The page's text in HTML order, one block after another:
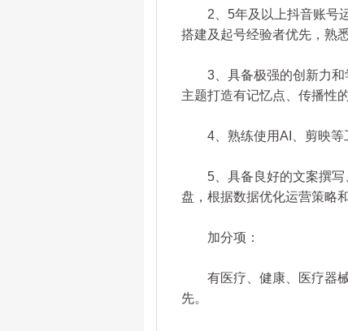
2、5年及以上抖音账号运
搭建及起号经验者优先，熟
3、具备极强的创新力和
主题打造有记忆点、传播性
4、熟练使用AI、剪映等工
5、具备良好的文案撰写
盘，根据数据优化运营策略
加分项：
有医疗、健康、医疗器械
先。